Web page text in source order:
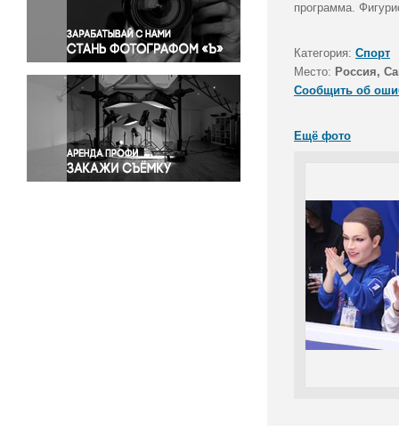
Правосудие
Происшествия и конфликты
Религия
Светская жизнь
Спорт
Экология
Экономика и бизнес
программа.
Категория: Спорт
Место: Россия,
Сообщить об
Ещё фото